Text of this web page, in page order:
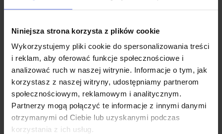
Niniejsza strona korzysta z plików cookie
Wykorzystujemy pliki cookie do spersonalizowania treści
i reklam, aby oferować funkcje społecznościowe i
analizować ruch w naszej witrynie. Informacje o tym, jak
korzystasz z naszej witryny, udostępniamy partnerom
społecznościowym, reklamowym i analitycznym.
Partnerzy mogą połączyć te informacje z innymi danymi
otrzymanymi od Ciebie lub uzyskanymi podczas
korzystania z ich usług.
Złącze zasilania (micro USB)
Pady zasilania
Dioda LED Standby (koniec ładowania)